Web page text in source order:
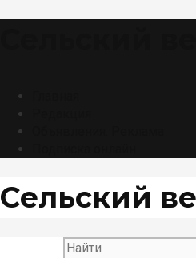
Сельский